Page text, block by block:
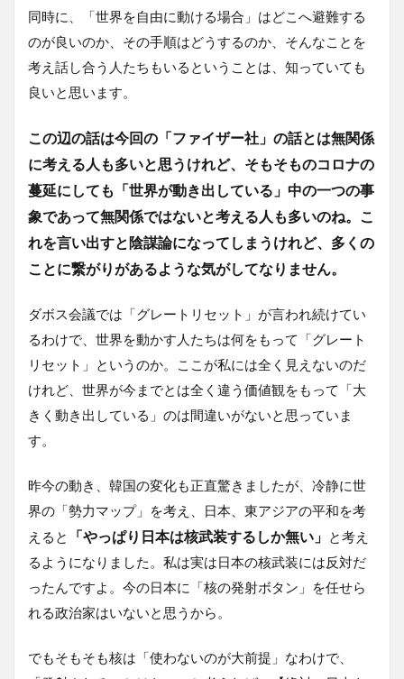
同時に、「世界を自由に動ける場合」はどこへ避難する
のが良いのか、その手順はどうするのか、そんなことを
考え話し合う人たちもいるということは、知っていても
良いと思います。
この辺の話は今回の「ファイザー社」の話とは無関係
に考える人も多いと思うけれど、そもそものコロナの
蔓延にしても「世界が動き出している」中の一つの事
象であって無関係ではないと考える人も多いのね。こ
れを言い出すと陰謀論になってしまうけれど、多くの
ことに繋がりがあるような気がしてなりません。
ダボス会議では「グレートリセット」が言われ続けてい
るわけで、世界を動かす人たちは何をもって「グレート
リセット」というのか。ここが私には全く見えないのだ
けれど、世界が今までとは全く違う価値観をもって「大
きく動き出している」のは間違いがないと思っていま
す。
昨今の動き、韓国の変化も正直驚きましたが、冷静に世
界の「勢力マップ」を考え、日本、東アジアの平和を考
えると
「やっぱり日本は核武装するしか無い」 と考え
るようになりました。私は実は日本の核武装には反対だ
ったんですよ。今の日本に「核の発射ボタン」を任せら
れる政治家はいないと思うから。
でもそもそも核は「使わないのが大前提」なわけで、